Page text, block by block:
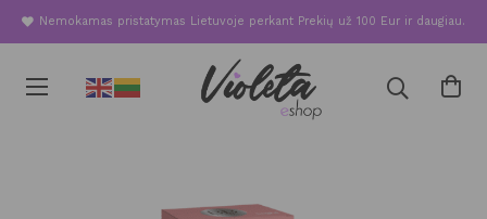
Nemokamas pristatymas Lietuvoje perkant Prekių už 100 Eur ir daugiau.